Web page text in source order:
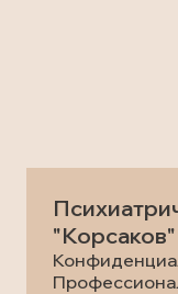
"Корсаков"